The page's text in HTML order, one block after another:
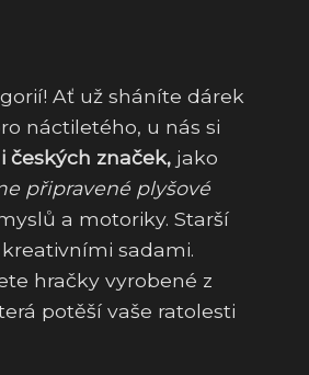
Ať už sháníte dárek
náctiletého, u nás si
českých značek, jako
připravené plyšové
a motoriky. Starší
sadami.
hračky vyrobené z
potěší vaše ratolesti